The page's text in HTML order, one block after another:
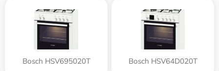
Bosch HSV695020T Bosch HSV64D020T